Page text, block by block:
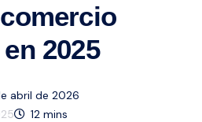
2025
abril de 2026
12 mins